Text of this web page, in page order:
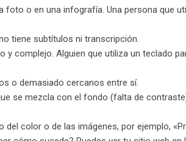
foto o en una infografía. Una persona que
tiene subtítulos ni transcripción.
y complejo. Alguien que utiliza un teclado
o demasiado cercanos entre sí.
se mezcla con el fondo (falta de
del color o de las imágenes, por ejemplo,